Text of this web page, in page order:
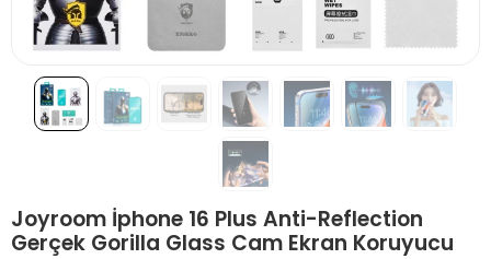
Joyroom İphone 16 Plus Anti-Reflection
Gerçek Gorilla Glass Cam Ekran Koruyucu